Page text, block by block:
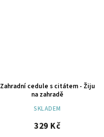
Zahradní cedule s citátem - Žiju
na zahradě
SKLADEM
329 Kč